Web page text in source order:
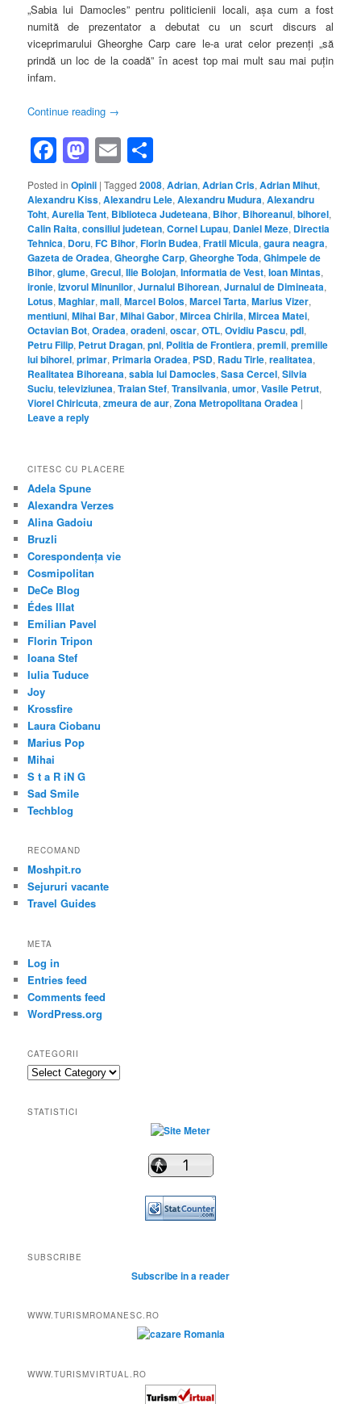
„Sabia lui Damocles” pentru politicienii locali, aşa cum a fost
numită de prezentator a debutat cu un scurt discurs al
viceprimarului Gheorghe Carp care le-a urat celor prezenţi „să
prindă un loc de la coadă” în acest top mai mult sau mai puţin
infam.
Continue reading →
Facebook
Mastodon
Email
Posted in Opinii |Tagged 2008,Adrian,Adrian Cris,Adrian Mihut,
Alexandru Kiss,Alexandru Lele,Alexandru Mudura,Alexandru
Toht,Aurelia Tent, Biblioteca Judeteana, Bihor, Bihoreanul,bihorel,
Calin Raita,consiliul judetean,Cornel Lupau, Daniel Meze, Directia
Tehnica, Doru,FC Bihor,Florin Budea,Fratii Micula,gaura neagra,
Gazeta de Oradea,Gheorghe Carp,Gheorghe Toda,Ghimpele de
Bihor,glume,Grecul,Ilie Bolojan,Informatia de Vest,Ioan Mintas,
ironie,Izvorul Minunilor,Jurnalul Bihorean,Jurnalul de Dimineata,
Lotus,Maghiar,mall,Marcel Bolos,Marcel Tarta,Marius Vizer,
mentiuni,Mihai Bar,Mihai Gabor,Mircea Chirila,Mircea Matei,
Octavian Bot,Oradea,oradeni,oscar,OTL,Ovidiu Pascu,pdl,
Petru Filip, Petrut Dragan,pnl, Politia de Frontiera,premii,premiile
lui bihorel,primar, Primaria Oradea, PSD, Radu Tirle,realitatea,
Realitatea Bihoreana,sabia lui Damocles,Sasa Cercel,Silvia
Suciu,televiziunea,Traian Stef,Transilvania,umor,Vasile Petrut,
Viorel Chiricuta,zmeura de aur,Zona Metropolitana Oradea |
Leave a reply
CITESC CU PLACERE
Adela Spune
Alexandra Verzes
Alina Gadoiu
Bruzli
Corespondența vie
Cosmipolitan
DeCe Blog
Édes Illat
Emilian Pavel
Florin Tripon
Ioana Stef
Iulia Tuduce
Joy
Krossfire
Laura Ciobanu
Marius Pop
Mihai
S t a R iN G
Sad Smile
Techblog
RECOMAND
Moshpit.ro
Sejururi vacante
Travel Guides
META
Log in
Entries feed
Comments feed
WordPress.org
CATEGORII
Categorii
STATISTICI
SUBSCRIBE
Subscribe in a reader
WWW.TURISMROMANESC.RO
WWW.TURISMVIRTUAL.RO